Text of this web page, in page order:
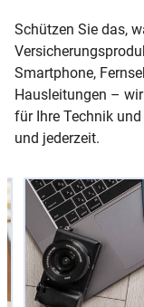
Schützen Sie das,
Smartphone,
Hausleitungen –
für Ihre Technik
und jederzeit.
Slider
Instructions